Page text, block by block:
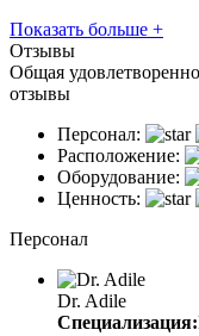
Показать больше +
Отзывы
Общая
отзывы
Персонал:
Расположение:
Оборудование:
Ценность:
Персонал
Dr. Adile
Специализация: